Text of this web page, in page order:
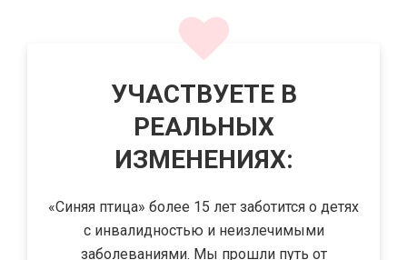
УЧАСТВУЕТЕ В
РЕАЛЬНЫХ
ИЗМЕНЕНИЯХ:
«Синяя птица» более 15 лет заботится о детях
с инвалидностью и неизлечимыми
заболеваниями. Мы прошли путь от